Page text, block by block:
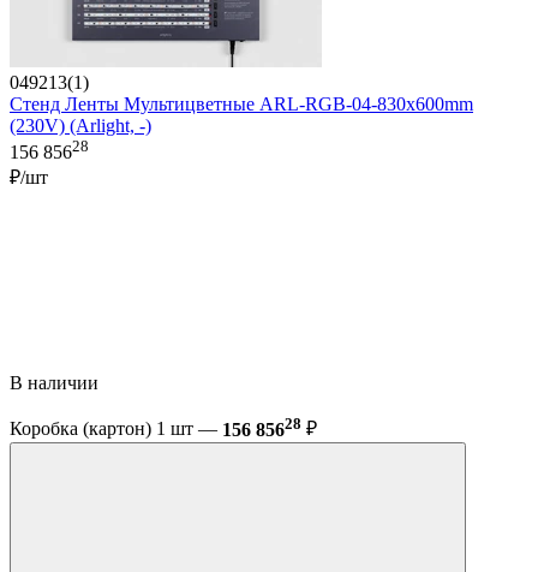
049213(1)
Стенд Ленты Мультицветные ARL-RGB-04-830x600mm
(230V) (Arlight, -)
156 85628
₽/шт
В наличии
Коробка (картон) 1 шт — 156 85628 ₽